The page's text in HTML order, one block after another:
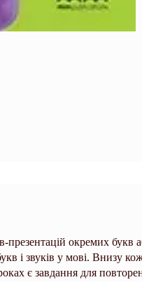
презентацій окремих букв
і звуків у мові. Внизу
є завдання для